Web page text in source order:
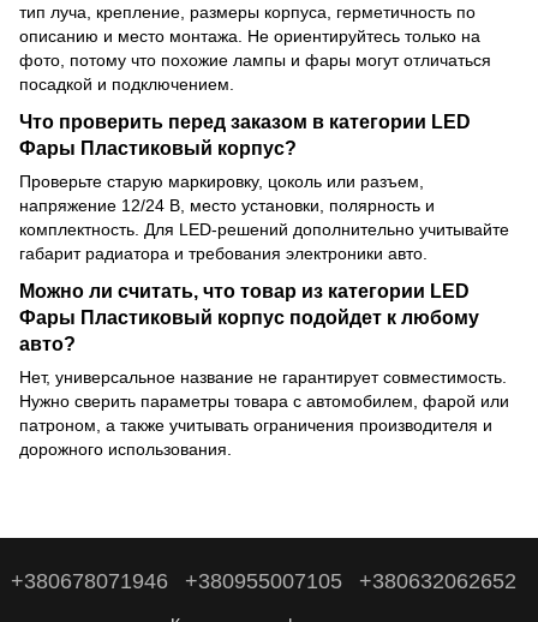
тип луча, крепление, размеры корпуса, герметичность по
описанию и место монтажа. Не ориентируйтесь только на
фото, потому что похожие лампы и фары могут отличаться
посадкой и подключением.
Что проверить перед заказом в категории LED
Фары Пластиковый корпус?
Проверьте старую маркировку, цоколь или разъем,
напряжение 12/24 В, место установки, полярность и
комплектность. Для LED-решений дополнительно учитывайте
габарит радиатора и требования электроники авто.
Можно ли считать, что товар из категории LED
Фары Пластиковый корпус подойдет к любому
авто?
Нет, универсальное название не гарантирует совместимость.
Нужно сверить параметры товара с автомобилем, фарой или
патроном, а также учитывать ограничения производителя и
дорожного использования.
+380678071946 +380955007105 +380632062652